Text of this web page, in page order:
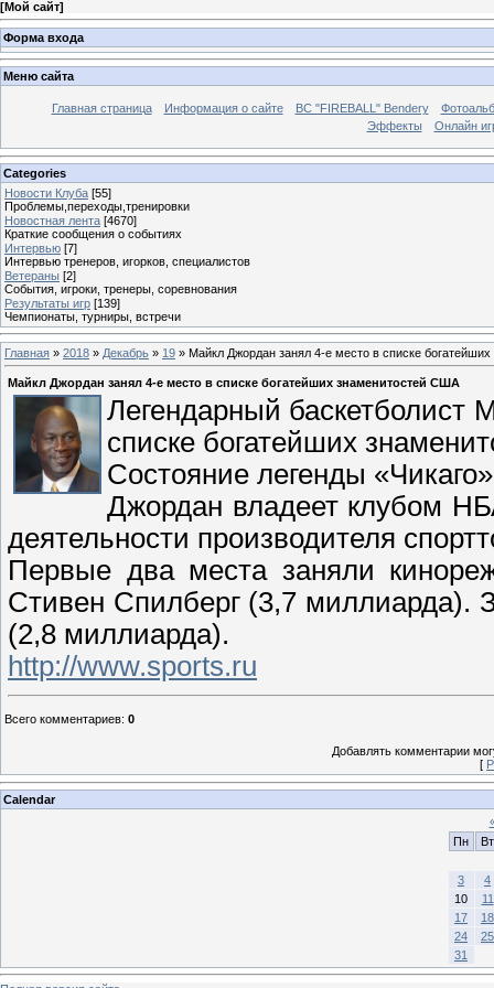
[Мой сайт]
Форма входа
Меню сайта
Главная страница Информация о сайте BC "FIREBALL" Bendery
Эффекты
Онлайн
Categories
Новости Клуба [55]
Проблемы,переходы,тренировки
Новостная лента [4670]
Краткие сообщения о событиях
Интервью [7]
Интервью тренеров, игорков, специалистов
Ветераны [2]
События, игроки, тренеры, соревнования
Результаты игр [139]
Чемпионаты, турниры, встречи
Главная » 2018 » Декабрь » 19 » Майкл Джордан занял 4-е место в списке
Майкл Джордан занял 4-е место в списке богатейших знаменитостей США
Легендарный баскетболист
списке богатейших
Состояние легенды
Джордан владеет клубом
деятельности производителя
Первые два места заняли
Стивен Спилберг (3,7 миллиарда).
(2,8 миллиарда).
http://www.sports.ru
Всего комментариев: 0
Добавлять комментарии
[
Calendar
Пн
Вт
3
4
10
11
17
18
24
25
31